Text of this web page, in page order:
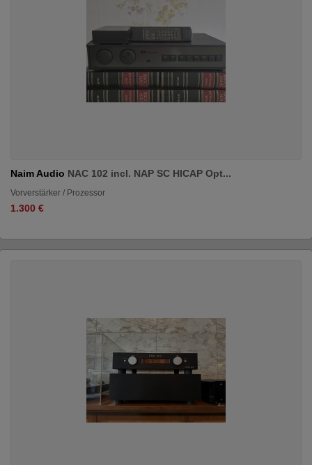
Naim Audio NAC 102 incl. NAP SC HICAP Opt...
Vorverstärker / Prozessor
1.300 €